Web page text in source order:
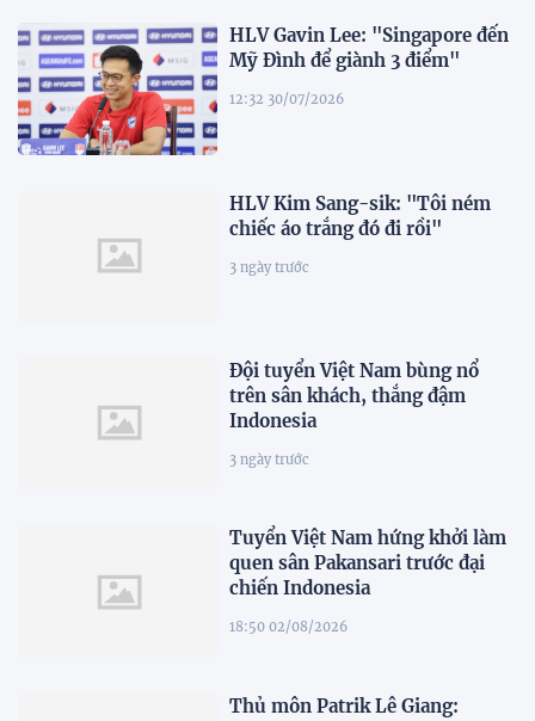
HLV Gavin Lee: "Singapore đến
Mỹ Đình để giành 3 điểm"
12:32 30/07/2026
HLV Kim Sang-sik: "Tôi ném
chiếc áo trắng đó đi rồi"
3 ngày trước
Đội tuyển Việt Nam bùng nổ
trên sân khách, thắng đậm
Indonesia
3 ngày trước
Tuyển Việt Nam hứng khởi làm
quen sân Pakansari trước đại
chiến Indonesia
18:50 02/08/2026
Thủ môn Patrik Lê Giang: